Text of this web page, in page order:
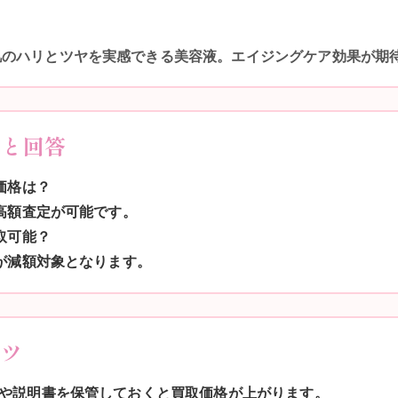
ハリとツヤを実感できる美容液。エイジングケア効果が期
回答
格は？
査定が可能です。
可能？
額対象となります。
説明書を保管しておくと買取価格が上がります。